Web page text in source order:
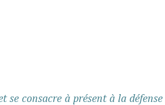
se consacre à présent à la défense